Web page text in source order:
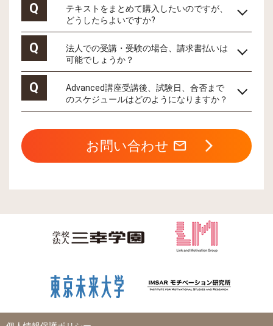
Q
テキストをまとめて購入したいのですが、
どうしたらよいですか?
Q
法人での受講・受験の場合、請求書払いは
可能でしょうか？
Q
Advanced講座受講後、試験日、合否まで
のスケジュールはどのようになりますか？
お問い合わせ